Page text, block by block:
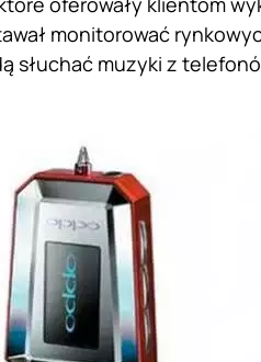
monitorować
słuchać muzyki z